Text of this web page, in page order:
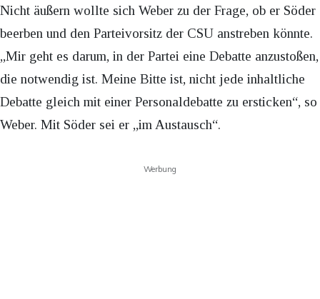
Nicht äußern wollte sich Weber zu der Frage, ob er Söder
beerben und den Parteivorsitz der CSU anstreben könnte.
„Mir geht es darum, in der Partei eine Debatte anzustoßen,
die notwendig ist. Meine Bitte ist, nicht jede inhaltliche
Debatte gleich mit einer Personaldebatte zu ersticken“, so
Weber. Mit Söder sei er „im Austausch“.
Werbung